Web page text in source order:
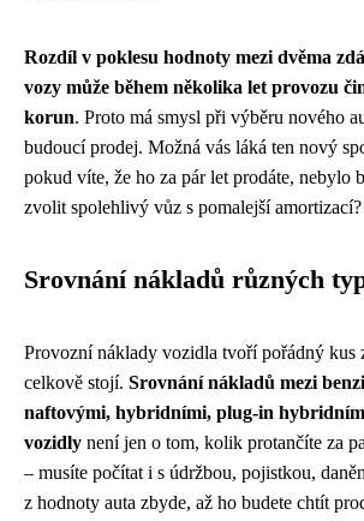
Rozdíl v poklesu hodnoty mezi dvěma
vozy může během několika let provozu
korun. Proto má smysl při výběru nového
budoucí prodej. Možná vás láká ten nový
pokud víte, že ho za pár let prodáte, nebylo
zvolit spolehlivý vůz s pomalejší amortizací?
Srovnání nákladů různých
Provozní náklady vozidla tvoří pořádný kus
celkově stojí. Srovnání nákladů mezi
naftovými, hybridními, plug-in
vozidly není jen o tom, kolik protančíte za
– musíte počítat i s údržbou, pojistkou,
z hodnoty auta zbyde, až ho budete chtít